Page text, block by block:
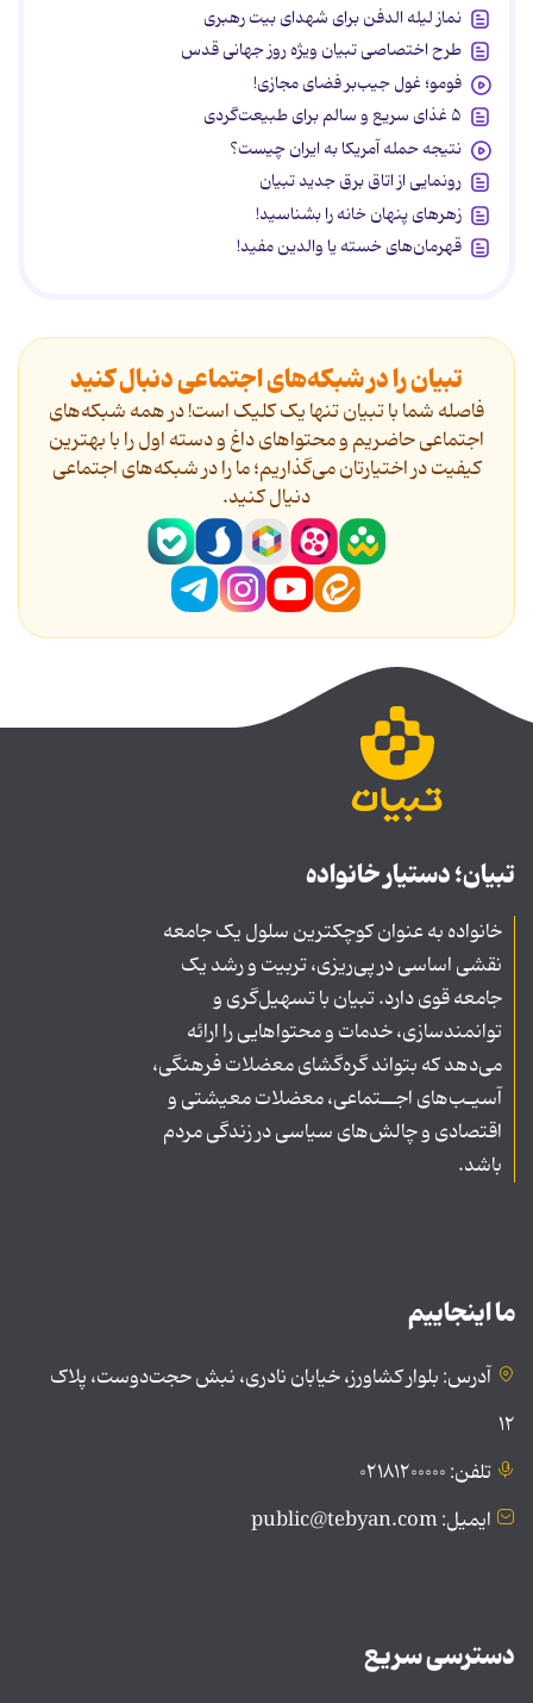
نماز لیله الدفن برای شهدای بیت رهبری
طرح اختصاصی تبیان ویژه روز جهانی قدس
فومو؛ غول جیب‌بر فضای مجازی!
۵ غذای سریع و سالم برای طبیعت‌گردی
نتیجه حمله آمریکا به ایران چیست؟
رونمایی از اتاق برق جدید تبیان
زهرهای پنهان خانه را بشناسید!
قهرمان‌های خسته یا والدین مفید!
تبیان را در شبکه‌های اجتماعی دنبال کنید
فاصله شما با تبیان تنها یک کلیک است! در همه شبکه‌های
اجتماعی حاضریم و محتواهای داغ و دسته اول را با بهترین
کیفیت در اختیارتان می‌گذاریم؛ ما را در شبکه‌های اجتماعی
دنیال کنید.
تبیان؛ دستیار خانواده
خانواده به عنوان کوچکترین سلول یک جامعه
نقشی اساسی در پی‌ریزی، تربیت و رشد یک
جامعه قوی دارد. تبیان با تسهیل‌گری و
توانمندسازی، خدمات و محتواهایی را ارائه
می‌دهد که بتواند گره‌گشای معضلات فرهنگی،
آسیـب‌های اجــتماعی، معضلات معیشتی و
اقتصادی و چالش‌های سیاسی در زندگی مردم
باشد.
ما اینجاییم
آدرس: بلوار کشاورز، خیابان نادری، نبش حجت‌دوست، پلاک
۱۲
تلفن: ۰۲۱۸۱۲۰۰۰۰۰
ایمیل: public@tebyan.com
دسترسی سریع